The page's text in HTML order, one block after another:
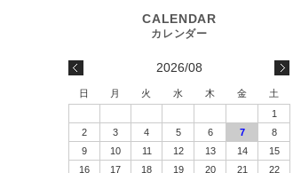
2026/08
日 月 火 水 木 金
土
1
2
3 4 5 6 7
8
9
10 11 12 13 14
15
16
17 18 19 20 21
22